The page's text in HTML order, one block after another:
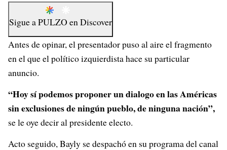
Sigue aPULZO enDiscover
Antes de opinar, el presentador puso al aire el fragmento
en el que el político izquierdista hace su particular
anuncio.
“Hoy sí podemos proponer un dialogo en las Américas
sin exclusiones de ningún pueblo, de ninguna nación”,
se le oye decir al presidente electo.
Acto seguido, Bayly se despachó en su programa del canal